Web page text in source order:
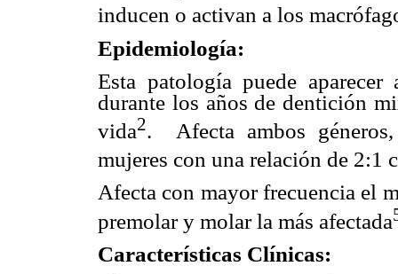
inducen o activan a los
Epidemiología:
Esta patología puede
durante los años de dentición
vida2.
Afecta ambos
mujeres con una relación de 2:1
Afecta con mayor frecuencia el
premolar y molar la más afectada
Características Clínicas: